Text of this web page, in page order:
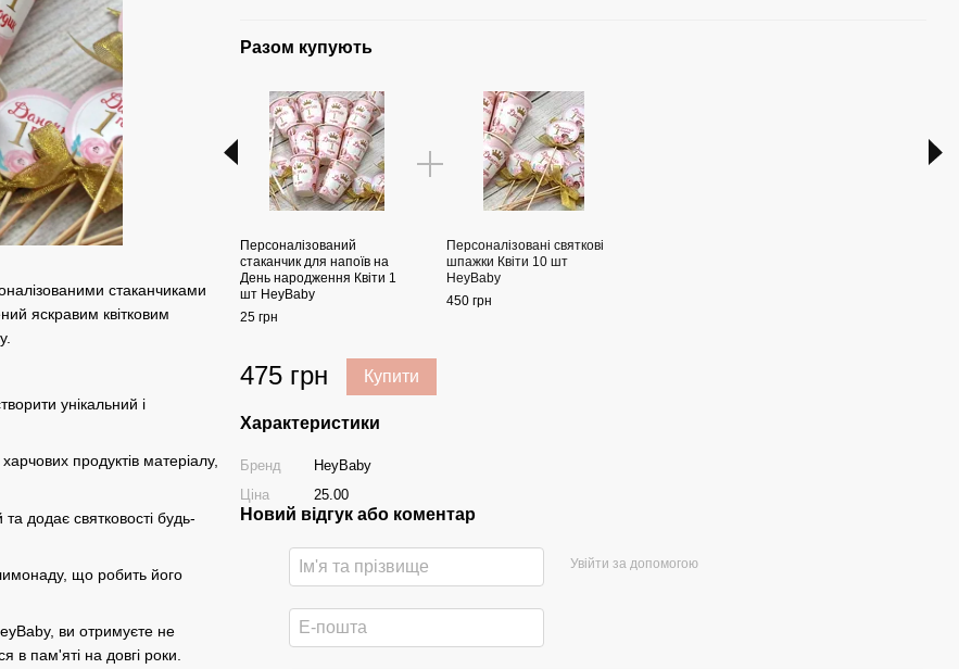
стаканчиками
яскравим квітковим
унікальний і
продуктів матеріалу,
додає святковості будь-
що робить його
ви отримуєте не
в пам'яті на довгі роки.
Разом купують
Персоналізований
стаканчик для напоїв на
День народження Квіти 1
шт HeyBaby
25 грн
Персоналізовані святкові
шпажки Квіти 10 шт
HeyBaby
450 грн
475 грн Купити
Характеристики
Бренд
HeyBaby
Ціна
25.00
Новий відгук або коментар
Увійти за допомогою